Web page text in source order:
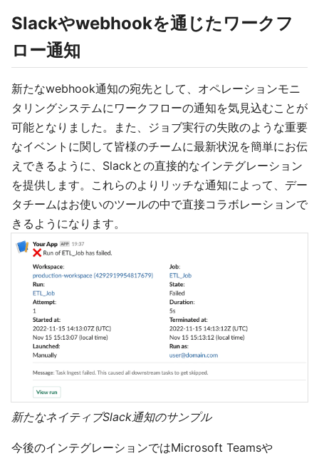
Slackやwebhookを通じたワークフ
ロー通知
新たなwebhook通知の宛先として、オペレーションモニ
タリングシステムにワークフローの通知を気見込むことが
可能となりました。また、ジョブ実行の失敗のような重要
なイベントに関して皆様のチームに最新状況を簡単にお伝
えできるように、Slackとの直接的なインテグレーション
を提供します。これらのよりリッチな通知によって、デー
タチームはお使いのツールの中で直接コラボレーションで
きるようになります。
新たなネイティブSlack通知のサンプル
今後のインテグレーションではMicrosoft Teamsや